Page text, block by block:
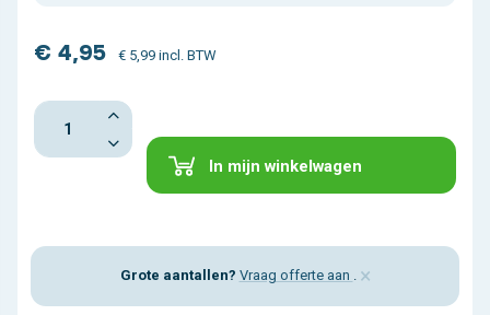
€ 4,95 € 5,99 incl. BTW
In mijn winkelwagen
Grote aantallen? Vraag offerte aan . ×